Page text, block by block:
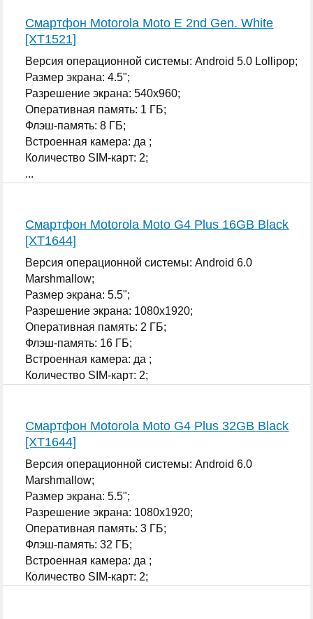
Смартфон Motorola Moto E 2nd Gen. White
[XT1521]
Версия операционной системы: Android 5.0 Lollipop;
Размер экрана: 4.5";
Разрешение экрана: 540x960;
Оперативная память: 1 ГБ;
Флэш-память: 8 ГБ;
Встроенная камера: да ;
Количество SIM-карт: 2;
...
Смартфон Motorola Moto G4 Plus 16GB Black
[XT1644]
Версия операционной системы: Android 6.0
Marshmallow;
Размер экрана: 5.5";
Разрешение экрана: 1080x1920;
Оперативная память: 2 ГБ;
Флэш-память: 16 ГБ;
Встроенная камера: да ;
Количество SIM-карт: 2;
Смартфон Motorola Moto G4 Plus 32GB Black
[XT1644]
Версия операционной системы: Android 6.0
Marshmallow;
Размер экрана: 5.5";
Разрешение экрана: 1080x1920;
Оперативная память: 3 ГБ;
Флэш-память: 32 ГБ;
Встроенная камера: да ;
Количество SIM-карт: 2;